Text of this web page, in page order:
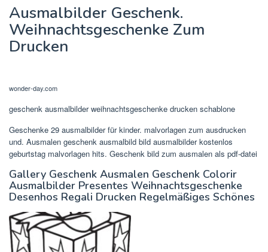
Ausmalbilder Geschenk.
Weihnachtsgeschenke Zum
Drucken
wonder-day.com
geschenk ausmalbilder weihnachtsgeschenke drucken schablone
Geschenke 29 ausmalbilder für kinder. malvorlagen zum ausdrucken
und. Ausmalen geschenk ausmalbild bild ausmalbilder kostenlos
geburtstag malvorlagen hits. Geschenk bild zum ausmalen als pdf-datei
Gallery Geschenk Ausmalen Geschenk Colorir
Ausmalbilder Presentes Weihnachtsgeschenke
Desenhos Regali Drucken Regelmäßiges Schönes